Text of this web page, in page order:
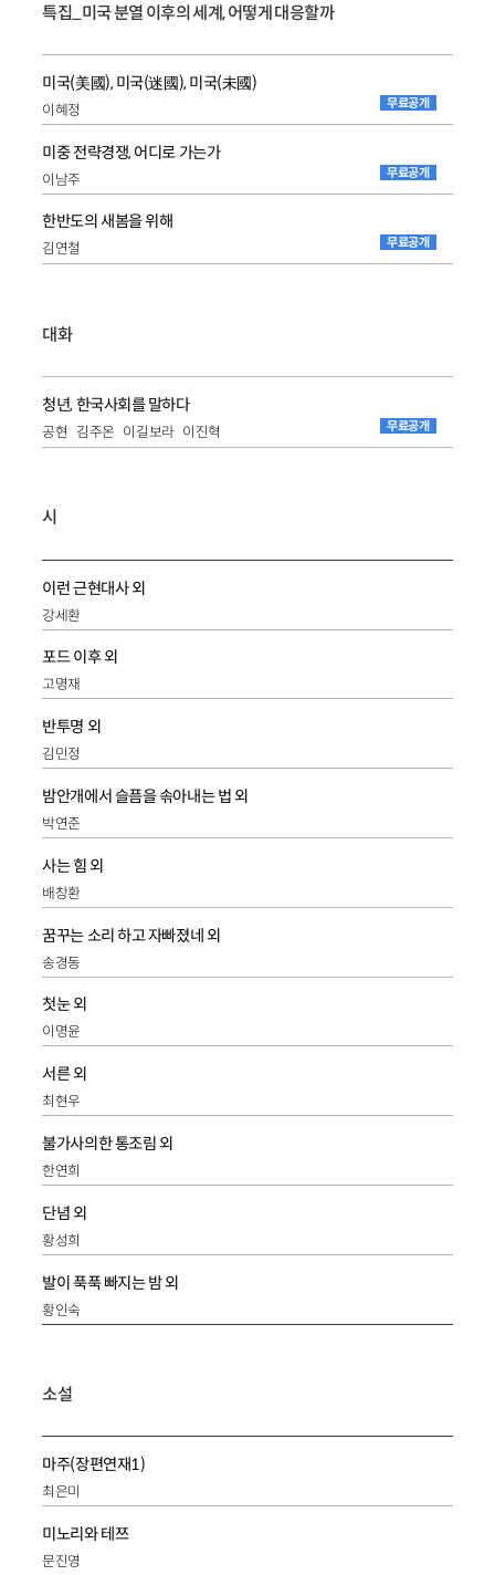
특집_미국 분열 이후의 세계, 어떻게 대응할까
미국(美國), 미국(迷國), 미국(未國)
이혜정 무료공개
미중 전략경쟁, 어디로 가는가
이남주 무료공개
한반도의 새봄을 위해
김연철 무료공개
대화
청년, 한국사회를 말하다
공현 김주온 이길보라 이진혁 무료공개
시
이런 근현대사 외
강세환
포드 이후 외
고명재
반투명 외
김민정
밤안개에서 슬픔을 솎아내는 법 외
박연준
사는 힘 외
배창환
꿈꾸는 소리 하고 자빠졌네 외
송경동
첫눈 외
이명윤
서른 외
최현우
불가사의한 통조림 외
한연희
단념 외
황성희
발이 푹푹 빠지는 밤 외
황인숙
소설
마주(장편연재1)
최은미
미노리와 테쯔
문진영